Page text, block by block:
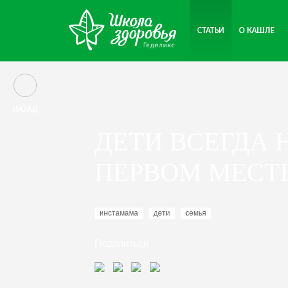
СТАТЬИ О КАШЛЕ
инстамама дети семья